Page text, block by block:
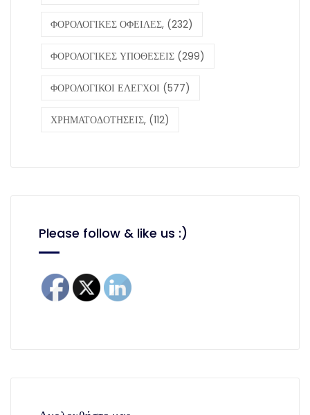
ΦΟΡΟΛΟΓΙΚΕΣ ΟΦΕΙΛΕΣ, (232)
ΦΟΡΟΛΟΓΙΚΕΣ ΥΠΟΘΕΣΕΙΣ (299)
ΦΟΡΟΛΟΓΙΚΟΙ ΕΛΕΓΧΟΙ (577)
ΧΡΗΜΑΤΟΔΟΤΗΣΕΙΣ, (112)
Please follow & like us :)